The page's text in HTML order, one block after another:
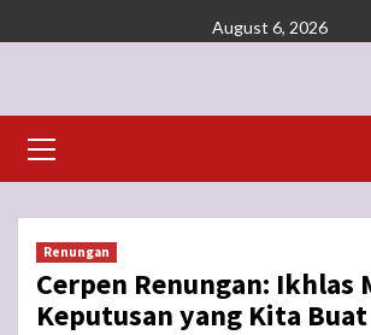
to
August 6, 2026
Menu
Renungan
Cerpen Renungan: Ikhlas
Keputusan yang Kita Buat